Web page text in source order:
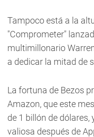
Tampoco está a la
"Comprometer"
multimillonario
a dedicar la mitad de
La fortuna de Bezos
Amazon, que este
de 1 billón de
valiosa después de